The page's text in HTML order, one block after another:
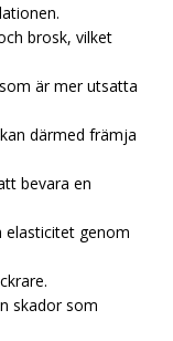
brosk, vilket
är mer utsatta
därmed främja
bevara en
elasticitet genom
skador som